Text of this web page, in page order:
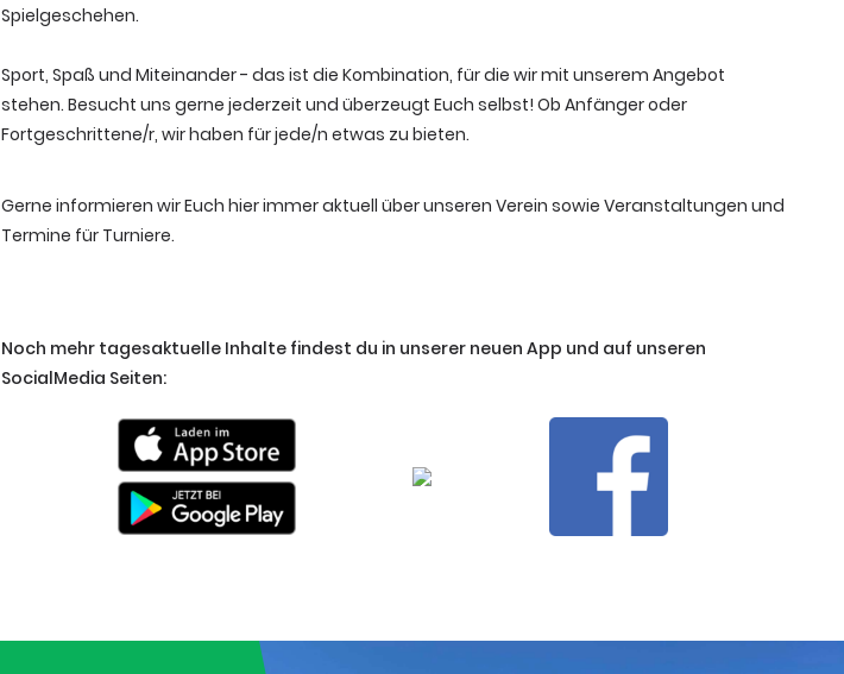
Spielgeschehen.
Sport, Spaß und Miteinander - das ist die Kombination, für die wir mit unserem Angebot
stehen. Besucht uns gerne jederzeit und überzeugt Euch selbst! Ob Anfänger oder
Fortgeschrittene/r, wir haben für jede/n etwas zu bieten.
Gerne informieren wir Euch hier immer aktuell über unseren Verein sowie Veranstaltungen und
Termine für Turniere.
Noch mehr tagesaktuelle Inhalte findest du in unserer neuen App und auf unseren
SocialMedia Seiten: